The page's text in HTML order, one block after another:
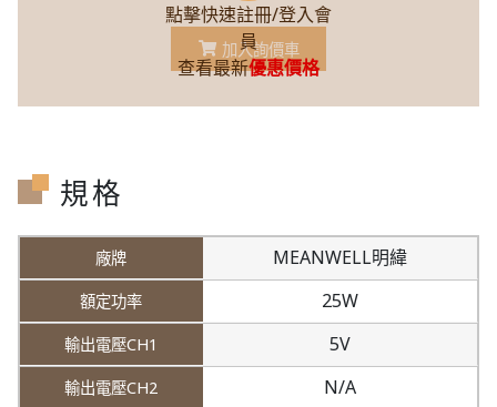
點擊快速註冊/登入會
員
查看最新優惠價格
加入詢價車
規格
MEANWELL明緯
25W
5V
N/A